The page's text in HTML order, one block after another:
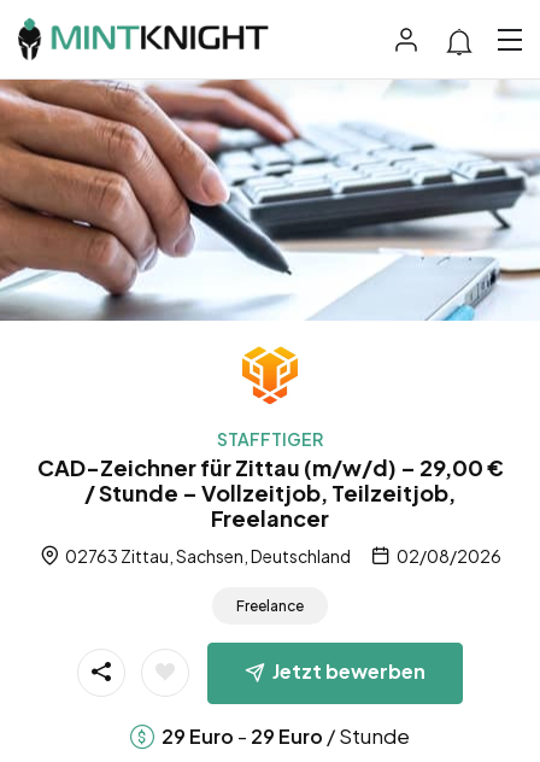
STAFFTIGER
CAD-Zeichner für Zittau (m/w/d) – 29,00 €
/ Stunde – Vollzeitjob, Teilzeitjob,
Freelancer
02763 Zittau, Sachsen, Deutschland 02/08/2026
Freelance
Jetzt bewerben
29 Euro - 29 Euro / Stunde